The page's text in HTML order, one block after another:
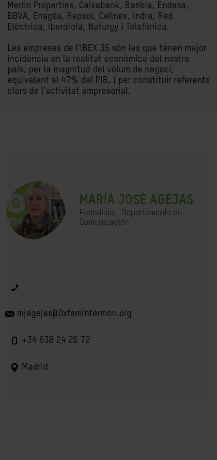
Merlin Properties, Caixabank, Bankia, Endesa,
BBVA, Enagás, Repsol, Cellnex, Indra, Red
Eléctrica, Iberdrola, Naturgy i Telefónica.
Les empreses de l'IBEX 35 són les que tenen major
incidència en la realitat econòmica del nostre
país, per la magnitud del volum de negoci,
equivalent al 47% del PIB, i per constituir referents
clars de l'activitat empresarial.
MARÍA JOSÉ AGEJAS
Periodista - Departamento de
Comunicación
mjagejas@OxfamIntermon.org
+34 638 24 26 72
Madrid